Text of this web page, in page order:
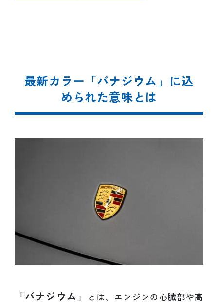
最新カラー「バナジウム」に込
められた意味とは
「バナジウム」 とは、エンジンの心臓部や高